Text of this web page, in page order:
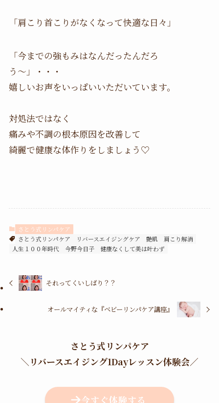
「肩こり首こりがなくなって快適な日々」
「今までの強もみはなんだったんだろ
う〜」・・・
嬉しいお声をいっぱいいただいています。
対処法ではなく
痛みや不調の根本原因を改善して
綺麗で健康な体作りをしましょう♡
さとう式リンパケア
さとう式リンパケア
リバースエイジングケア 艶肌
肩こり解消
人生１００年時代
今野今日子 健康なくして美は叶わず
それってくいしばり？？
オールマイティな『ベビーリンパケア講座』
さとう式リンパケア
＼ リバースエイジング1Dayレッスン体験会／
今すぐ体験する